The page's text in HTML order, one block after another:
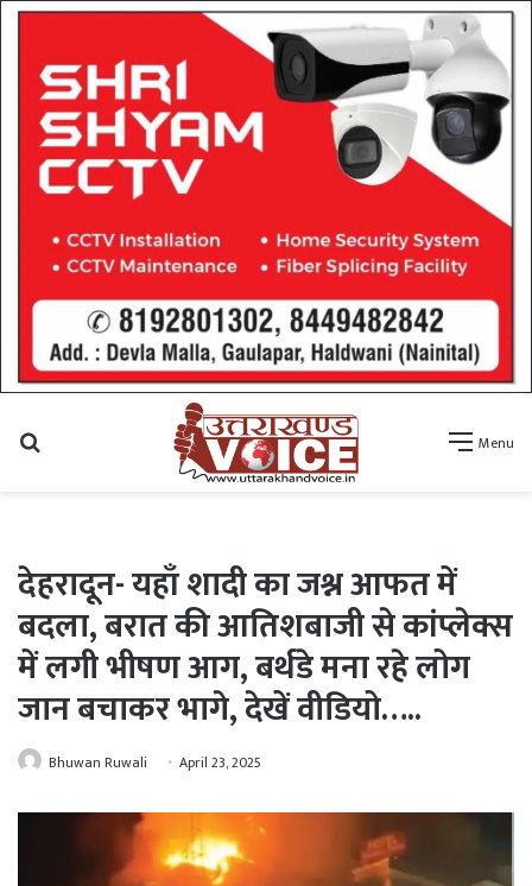
Menu
देहरादून- यहाँ शादी का जश्न आफत में
बदला, बरात की आतिशबाजी से कांप्लेक्स
में लगी भीषण आग, बर्थडे मना रहे लोग
जान बचाकर भागे, देखें वीडियो…..
Bhuwan Ruwali April 23, 2025